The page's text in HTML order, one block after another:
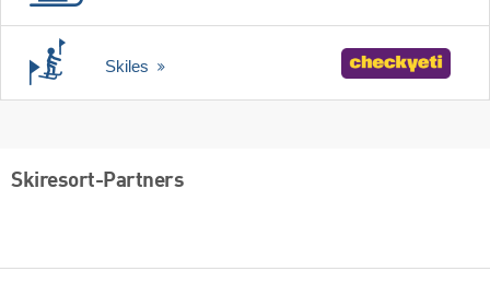
Skiles
Skiresort-Partners